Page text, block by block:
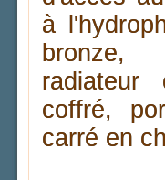
à
radiateur
coffré,
carré en